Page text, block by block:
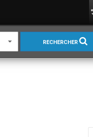
RECHERCHER